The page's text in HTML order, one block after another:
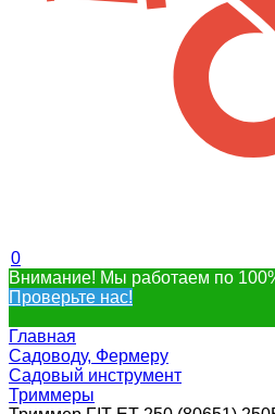
0
Внимание! Мы работаем по
Проверьте нас!
Главная
Садоводу, Фермеру
Садовый инструмент
Триммеры